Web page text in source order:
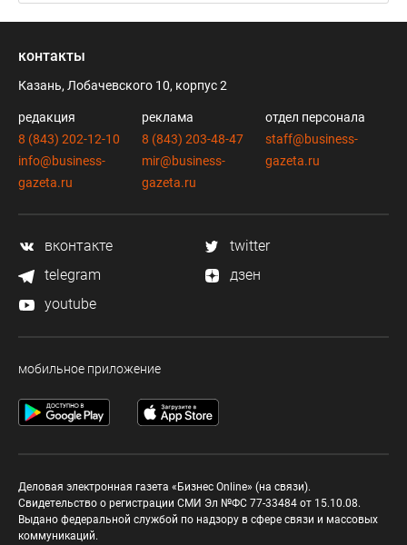
контакты
Казань, Лобачевского 10, корпус 2
редакция
8 (843) 202-12-10
info@business-
gazeta.ru
реклама
8 (843) 203-48-47
mir@business-
gazeta.ru
отдел персонала
staff@business-
gazeta.ru
вконтакте
twitter
telegram
дзен
youtube
мобильное приложение
Деловая электронная газета «Бизнес Online» (на связи).
Свидетельство о регистрации СМИ Эл №ФС 77-33484 от 15.10.08.
Выдано федеральной службой по надзору в сфере связи и массовых
коммуникаций.